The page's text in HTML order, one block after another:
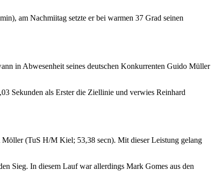
am Nachmiitag setzte er bei warmen 37 Grad seinen
in Abwesenheit seines deutschen Konkurrenten Guido Müller
Sekunden als Erster die Ziellinie und verwies Reinhard
(TuS H/M Kiel; 53,38 secn). Mit dieser Leistung gelang
Sieg. In diesem Lauf war allerdings Mark Gomes aus den